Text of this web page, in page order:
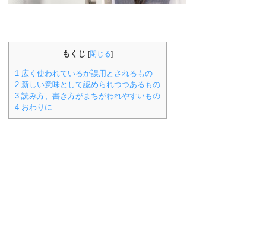
もくじ [閉じる]
1 広く使われているが誤用とされるもの
2 新しい意味として認められつつあるもの
3 読み方、書き方がまちがわれやすいもの
4 おわりに